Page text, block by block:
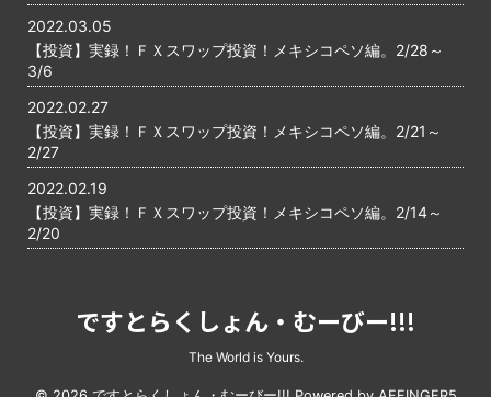
2022.03.05
【投資】実録！ＦＸスワップ投資！メキシコペソ編。2/28～
3/6
2022.02.27
【投資】実録！ＦＸスワップ投資！メキシコペソ編。2/21～
2/27
2022.02.19
【投資】実録！ＦＸスワップ投資！メキシコペソ編。2/14～
2/20
ですとらくしょん・むーびー!!!
The World is Yours.